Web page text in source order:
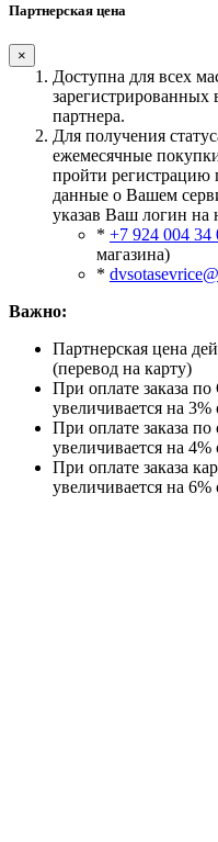
Партнерская цена
×
Доступна для всех
партнера.
Для получения
ежемесячные
пройти регистрацию
данные о Вашем
указав Ваш логин на
* +7 924 004 34
магазина)
*
Важно:
Партнерская цена
(перевод на карту)
При оплате заказа по
увеличивается на 3%
При оплате заказа по
увеличивается на 4%
При оплате заказа
увеличивается на 6%